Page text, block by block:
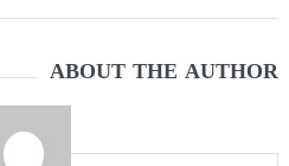
ABOUT THE AUTHOR